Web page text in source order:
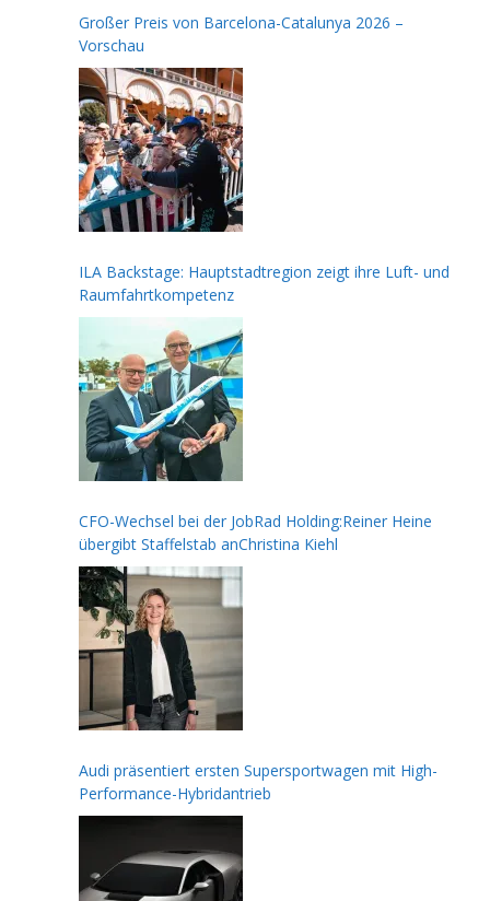
Großer Preis von Barcelona-Catalunya 2026 –
Vorschau
ILA Backstage: Hauptstadtregion zeigt ihre Luft- und
Raumfahrtkompetenz
CFO-Wechsel bei der JobRad Holding:Reiner Heine
übergibt Staffelstab anChristina Kiehl
Audi präsentiert ersten Supersportwagen mit High-
Performance-Hybridantrieb